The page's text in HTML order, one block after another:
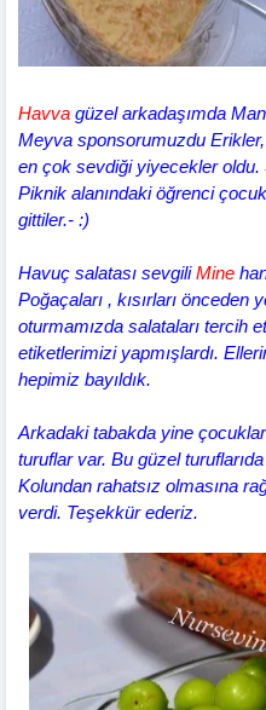
Havva güzel arkadaşımda
Meyva sponsorumuzdu
en çok sevdiği yiyecekler
Piknik alanındaki öğrenci
gittiler.- :)
Havuç salatası sevgiliMine
Poğaçaları , kısırları önceden
oturmamızda salataları tercih
etiketlerimizi yapmışlardı.
hepimiz bayıldık.
Arkadaki tabakda yine
turuflar var. Bu güzel turuflarıda
Kolundan rahatsız olmasına
verdi. Teşekkür ederiz.